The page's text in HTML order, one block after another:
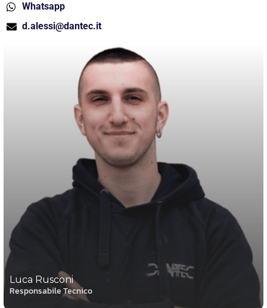
Whatsapp
d.alessi@dantec.it
Luca Rusconi
Responsabile Tecnico